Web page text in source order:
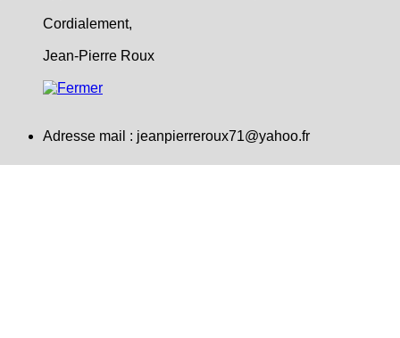
Cordialement,
Jean-Pierre Roux
Adresse mail : jeanpierreroux71@yahoo.fr